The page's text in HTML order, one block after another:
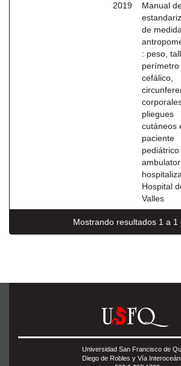
2019
Manual
de
: peso,
perímetro
cefálico,
pliegues
cutáneos
paciente
pediátrico
Hospital
Valles
Mostrando resultados 1 a 1
Universidad San Francisco de
Diego de Robles y Vía